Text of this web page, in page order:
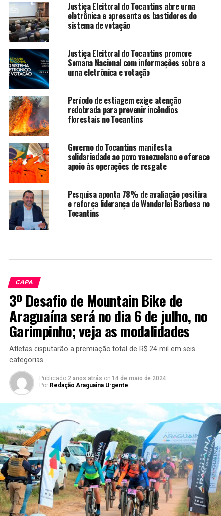
Justiça Eleitoral do Tocantins abre urna
eletrônica e apresenta os bastidores do
sistema de votação
Justiça Eleitoral do Tocantins promove
Semana Nacional com informações sobre a
urna eletrônica e votação
Período de estiagem exige atenção
redobrada para prevenir incêndios
florestais no Tocantins
Governo do Tocantins manifesta
solidariedade ao povo venezuelano e oferece
apoio às operações de resgate
Pesquisa aponta 78% de avaliação positiva
e reforça liderança de Wanderlei Barbosa no
Tocantins
CAPA
3º Desafio de Mountain Bike de
Araguaína será no dia 6 de julho, no
Garimpinho; veja as modalidades
Atletas disputarão a premiação total de R$ 24 mil em seis
categorias
Publicado 2 anos atrás on 14 de maio de 2024
Por Redação Araguaina Urgente